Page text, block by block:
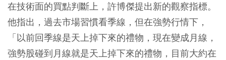
在技術面的買點判斷上，許博傑提出新的觀察指標。
他指出，過去市場習慣看季線，但在強勢行情下，
「以前回季線是天上掉下來的禮物，現在變成月線，
強勢股碰到月線就是天上掉下來的禮物，目前大約在